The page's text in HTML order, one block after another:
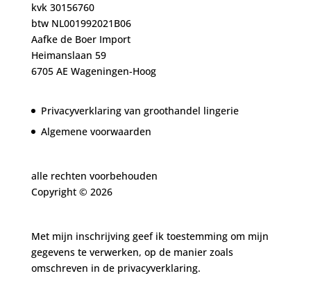
kvk 30156760
btw NL001992021B06
Aafke de Boer Import
Heimanslaan 59
6705 AE Wageningen-Hoog
Privacyverklaring van groothandel lingerie
Algemene voorwaarden
alle rechten voorbehouden
Copyright © 2026
Met mijn inschrijving geef ik toestemming om mijn
gegevens te verwerken, op de manier zoals
omschreven in de privacyverklaring.